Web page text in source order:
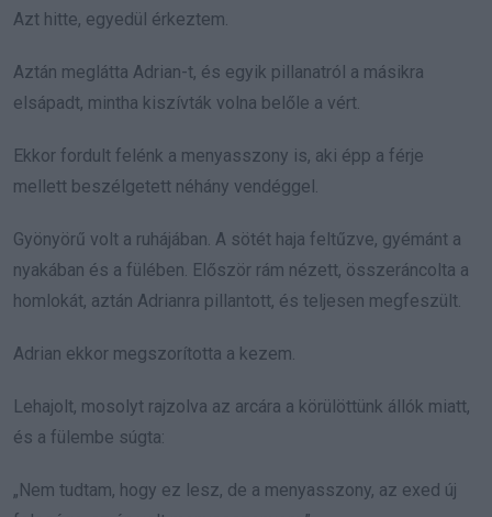
Azt hitte, egyedül érkeztem.
Aztán meglátta Adrian-t, és egyik pillanatról a másikra
elsápadt, mintha kiszívták volna belőle a vért.
Ekkor fordult felénk a menyasszony is, aki épp a férje
mellett beszélgetett néhány vendéggel.
Gyönyörű volt a ruhájában. A sötét haja feltűzve, gyémánt a
nyakában és a fülében. Először rám nézett, összeráncolta a
homlokát, aztán Adrianra pillantott, és teljesen megfeszült.
Adrian ekkor megszorította a kezem.
Lehajolt, mosolyt rajzolva az arcára a körülöttünk állók miatt,
és a fülembe súgta:
„Nem tudtam, hogy ez lesz, de a menyasszony, az exed új